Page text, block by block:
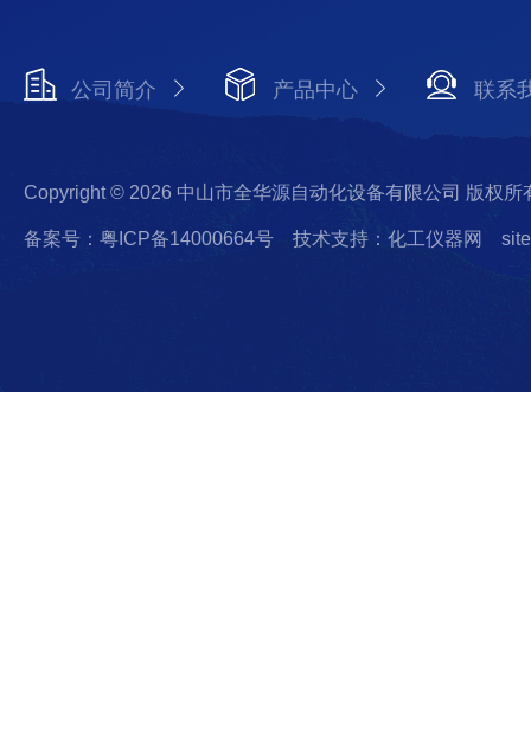
公司简介 产品中心 联系
Copyright © 2026 中山市全华源自动化设备有限公司 版权所
备案号：粤ICP备14000664号 技术支持：化工仪器网